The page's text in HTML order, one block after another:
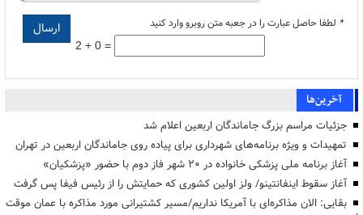
* لطفا حاصل عبارت را در جعبه متن روبرو وارد کنید
2 + 0 =
آخرین‌ها
جزئیات مراسم بزرگ جاماندگان اربعین اعلام شد
تمهیدات و ویژه برنامه‌های شهرداری برای پیاده روی جاماندگان اربعین در تهران
آغاز برنامه ملی پزشکی خانواده در ۲۰ شهر فاز دوم با حضور «پزشکیان»
آغاز سقوط اینفانتینو/ ولز اولین کشوری که حمایتش را از رئیس فیفا پس گرفت
بقایی: الان مذاکره‌ای با آمریکا نداریم/مسیر کشتیرانی مورد مذاکره با عمان موقت